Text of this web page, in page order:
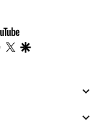
youtube-
footer
facebook
twitter